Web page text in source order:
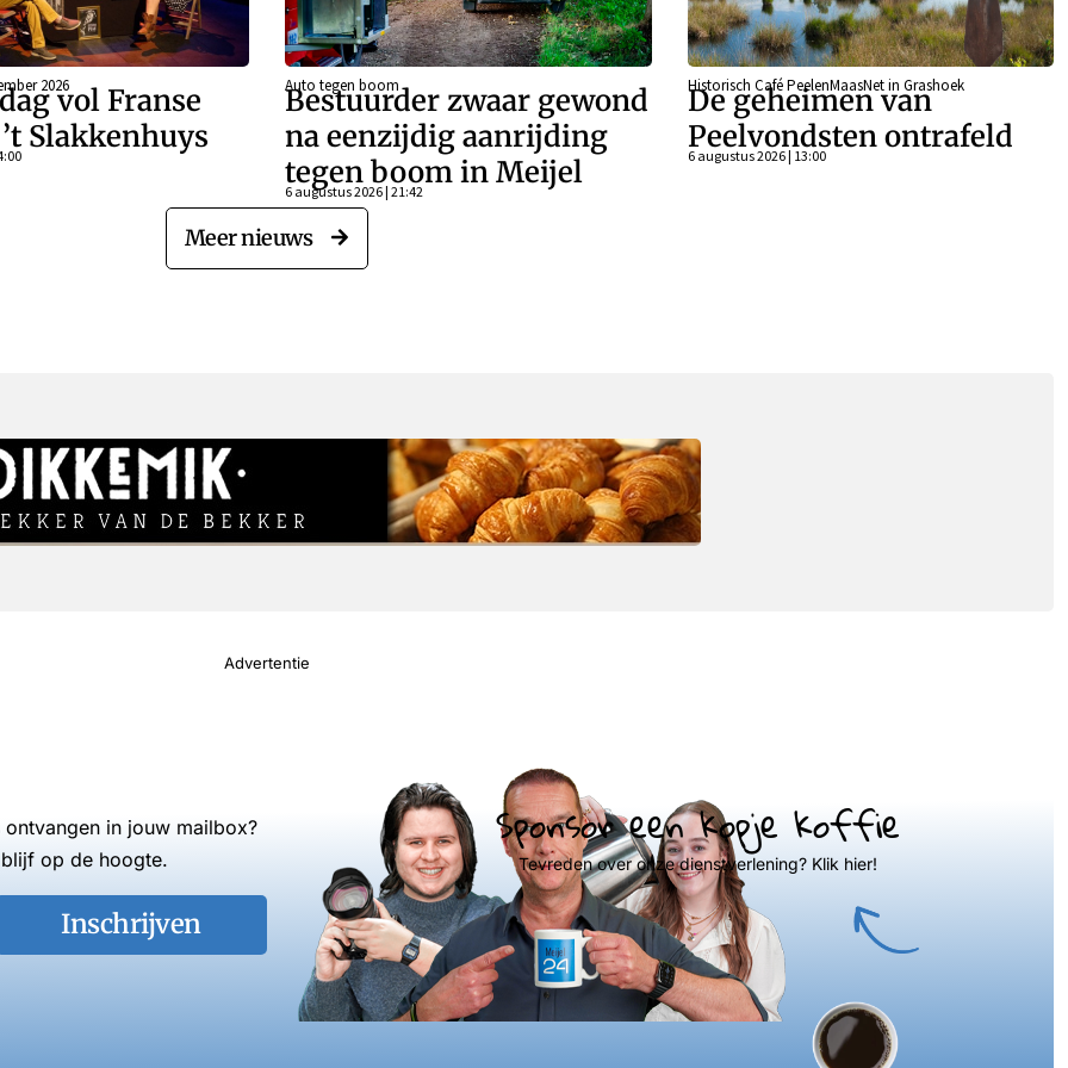
2026vol Franse
Slakkenhuys
Auto tegen boom
Bestuurder zwaar gewond
na eenzijdig aanrijding
tegen boom in Meijel
6 augustus 2026 | 21:42
Historisch Café PeelenMaasNet in Grashoek
De geheimen van
Peelvondsten ontrafeld
6 augustus 2026 | 13:00
Meer nieuws
Advertentie
in jouw mailbox?
op de hoogte.
Inschrijven
Sponsor een kopje koffie
Tevreden over onze dienstverlening? Klik hier!